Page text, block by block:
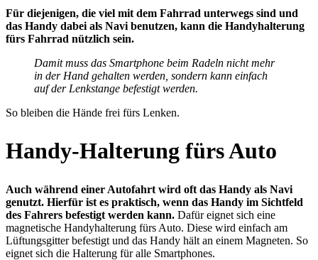
Für diejenigen, die viel mit dem Fahrrad unterwegs sind und
das Handy dabei als Navi benutzen, kann die Handyhalterung
fürs Fahrrad nützlich sein.
Damit muss das Smartphone beim Radeln nicht mehr
in der Hand gehalten werden, sondern kann einfach
auf der Lenkstange befestigt werden.
So bleiben die Hände frei fürs Lenken.
Handy-Halterung fürs Auto
Auch während einer Autofahrt wird oft das Handy als Navi
genutzt. Hierfür ist es praktisch, wenn das Handy im Sichtfeld
des Fahrers befestigt werden kann. Dafür eignet sich eine
magnetische Handyhalterung fürs Auto. Diese wird einfach am
Lüftungsgitter befestigt und das Handy hält an einem Magneten. So
eignet sich die Halterung für alle Smartphones.